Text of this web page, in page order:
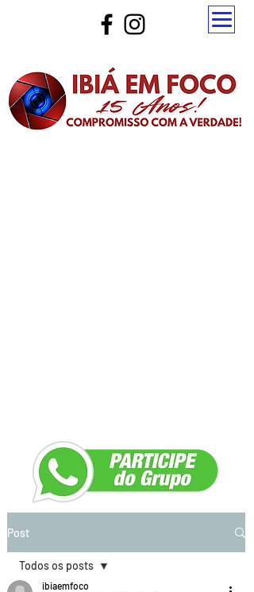
Post
Todos os posts
ibiaemfoco